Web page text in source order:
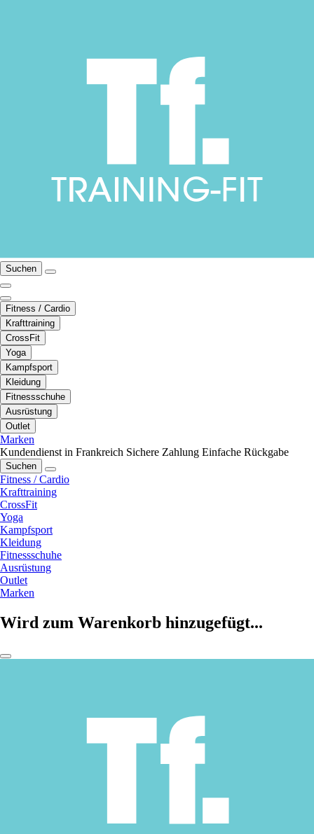
Suchen
Fitness / Cardio
Krafttraining
CrossFit
Yoga
Kampfsport
Kleidung
Fitnessschuhe
Ausrüstung
Outlet
Marken
Kundendienst in Frankreich Sichere Zahlung Einfache Rückgabe
Suchen
Fitness / Cardio
Krafttraining
CrossFit
Yoga
Kampfsport
Kleidung
Fitnessschuhe
Ausrüstung
Outlet
Marken
Wird zum Warenkorb hinzugefügt...